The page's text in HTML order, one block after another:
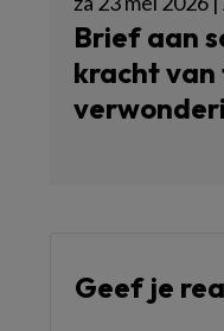
Brief aan
kracht
Geef je